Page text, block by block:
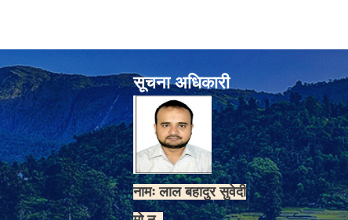
सूचना अधिकारी
नामः लाल बहादुर सुवेदी